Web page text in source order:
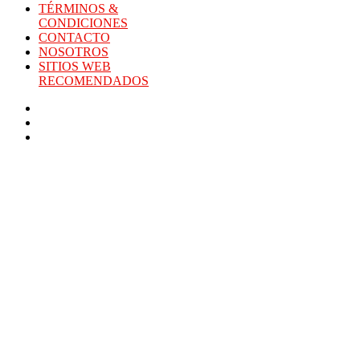
TÉRMINOS &
CONDICIONES
CONTACTO
NOSOTROS
SITIOS WEB
RECOMENDADOS